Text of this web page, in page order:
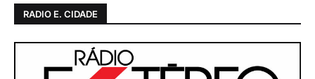
RADIO E. CIDADE